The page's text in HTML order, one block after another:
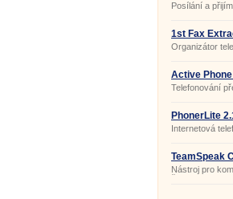
Posílání a
1st Fax
Organizátor
Active
Telefonování
PhonerLite
Internetová
TeamSpeak
Nástroj pro
čase